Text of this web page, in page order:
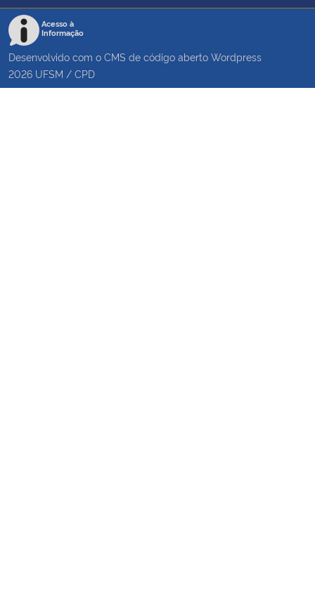
Acesso à
Informação
Desenvolvido com o CMS de código aberto Wordpress
2026 UFSM / CPD